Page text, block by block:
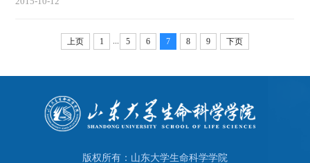
上页 1 5 6 7 8 9 下页
版权所有：山东大学生命科学学院